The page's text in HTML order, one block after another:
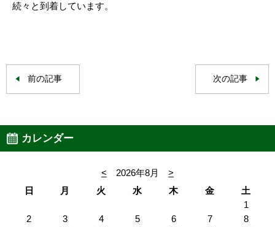
続々と到着しています。
前の記事 次の記事
カレンダー
< 2026年8月
>
日
月 火 水 木 金
土
1
2
3 4 5 6 7
8